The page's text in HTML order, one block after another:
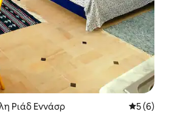
Ριάδ Εννάσρ Μέση
5 (6)